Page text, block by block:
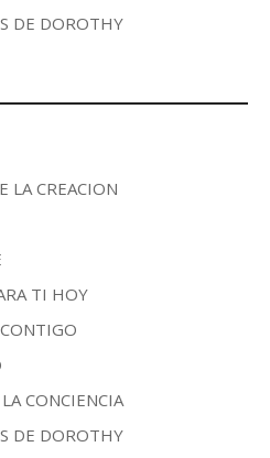
DE DOROTHY
LA CREACION
TI HOY
CONCIENCIA
DE DOROTHY